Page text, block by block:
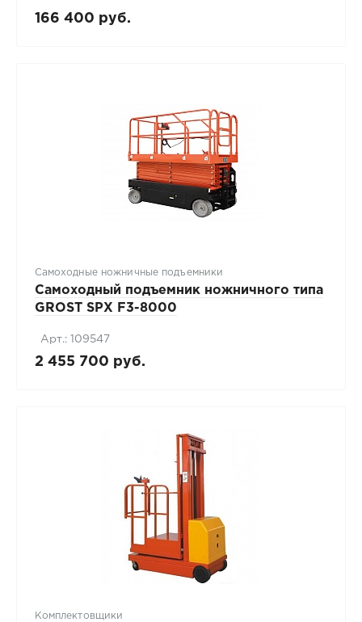
166 400 руб.
Самоходные ножничные подъемники
Самоходный подъемник ножничного типа
GROST SPX F3-8000
Арт.: 109547
2 455 700 руб.
Комплектовщики